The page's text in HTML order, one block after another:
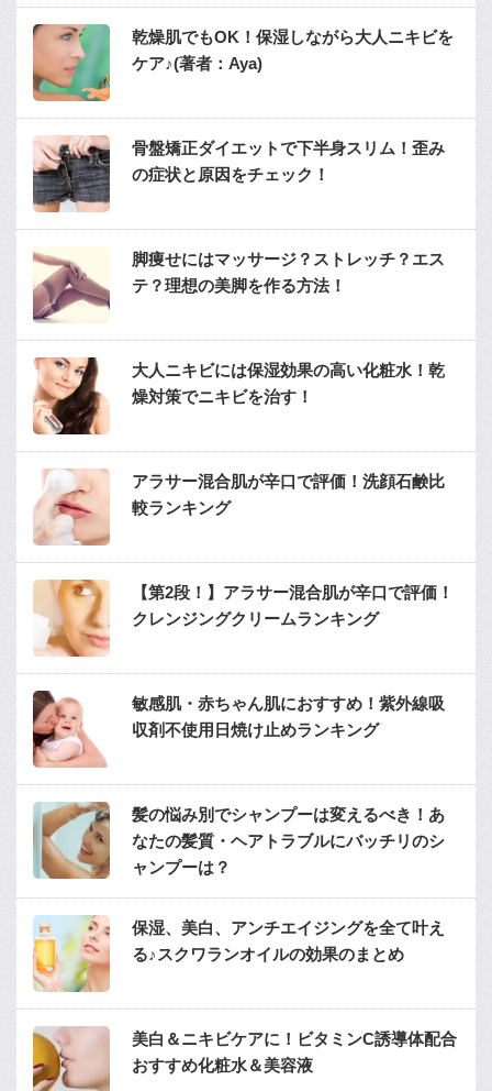
乾燥肌でもOK！保湿しながら大人ニキビを
ケア♪(著者：Aya)
骨盤矯正ダイエットで下半身スリム！歪み
の症状と原因をチェック！
脚痩せにはマッサージ？ストレッチ？エス
テ？理想の美脚を作る方法！
大人ニキビには保湿効果の高い化粧水！乾
燥対策でニキビを治す！
アラサー混合肌が辛口で評価！洗顔石鹸比
較ランキング
【第2段！】アラサー混合肌が辛口で評価！
クレンジングクリームランキング
敏感肌・赤ちゃん肌におすすめ！紫外線吸
収剤不使用日焼け止めランキング
髪の悩み別でシャンプーは変えるべき！あ
なたの髪質・ヘアトラブルにバッチリのシ
ャンプーは？
保湿、美白、アンチエイジングを全て叶え
る♪スクワランオイルの効果のまとめ
美白＆ニキビケアに！ビタミンC誘導体配合
おすすめ化粧水＆美容液